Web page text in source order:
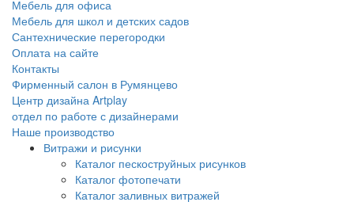
Мебель для офиса
Мебель для школ и детских садов
Сантехнические перегородки
Оплата на сайте
Контакты
Фирменный салон в Румянцево
Центр дизайна Artplay
отдел по работе с дизайнерами
Наше производство
Витражи и рисунки
Каталог пескоструйных рисунков
Каталог фотопечати
Каталог заливных витражей